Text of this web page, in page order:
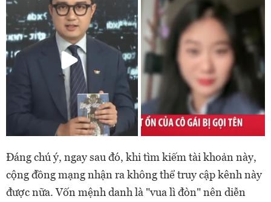
Đáng chú ý, ngay sau đó, khi tìm kiếm tài khoản này,
cộng đồng mạng nhận ra không thể truy cập kênh này
được nữa. Vốn mệnh danh là "vua lì đòn" nên diễn